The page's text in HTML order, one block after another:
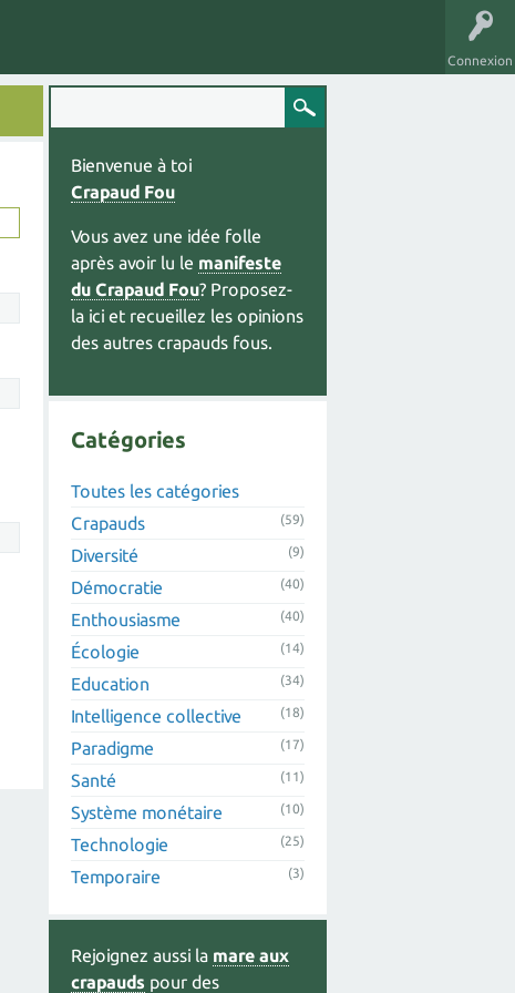
Connexion
Bienvenue à toi
Crapaud Fou
Vous avez une idée folle
après avoir lu le manifeste
du Crapaud Fou? Proposez-
la ici et recueillez les opinions
des autres crapauds fous.
Catégories
Toutes les catégories
Crapauds
(59)
Diversité (9)
Démocratie (40)
Enthousiasme (40)
Écologie (14)
Education (34)
Intelligence collective (18)
Paradigme (17)
Santé (11)
Système monétaire (10)
Technologie (25)
Temporaire (3)
Rejoignez aussi la mare aux
crapauds pour des